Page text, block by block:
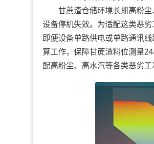
甘蔗渣仓储环境长期高粉尘
设备停机失效。为适配这类恶
即便设备单路供电或单路通讯
算工作，保障甘蔗渣料位测量
配高粉尘、高水汽等各类恶劣